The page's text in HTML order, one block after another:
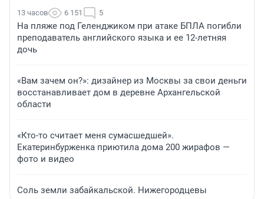
13 часов 6 151 5
На пляже под Геленджиком при атаке БПЛА погибли
преподаватель английского языка и ее 12-летняя
дочь
«Вам зачем он?»: дизайнер из Москвы за свои деньги
восстанавливает дом в деревне Архангельской
области
«Кто-то считает меня сумасшедшей».
Екатеринбурженка приютила дома 200 жирафов —
фото и видео
Соль земли забайкальской. Нижегородцевы